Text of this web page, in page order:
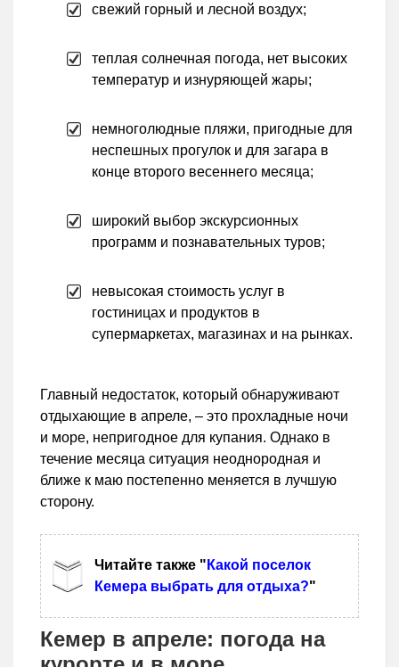
свежий горный и лесной воздух;
теплая солнечная погода, нет высоких
температур и изнуряющей жары;
немноголюдные пляжи, пригодные для
неспешных прогулок и для загара в
конце второго весеннего месяца;
широкий выбор экскурсионных
программ и познавательных туров;
невысокая стоимость услуг в
гостиницах и продуктов в
супермаркетах, магазинах и на рынках.
Главный недостаток, который обнаруживают
отдыхающие в апреле, – это прохладные ночи
и море, непригодное для купания. Однако в
течение месяца ситуация неоднородная и
ближе к маю постепенно меняется в лучшую
сторону.
Читайте также " Какой поселок
Кемера выбрать для отдыха?"
Кемер в апреле: погода на